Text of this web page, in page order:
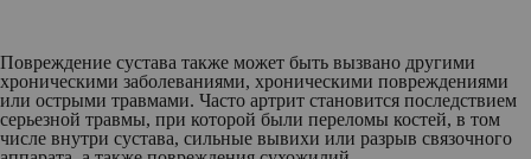
Повреждение сустава также может быть вызвано другими
хроническими заболеваниями, хроническими повреждениями
или острыми травмами. Часто артрит становится последствием
серьезной травмы, при которой были переломы костей, в том
числе внутри сустава, сильные вывихи или разрыв связочного